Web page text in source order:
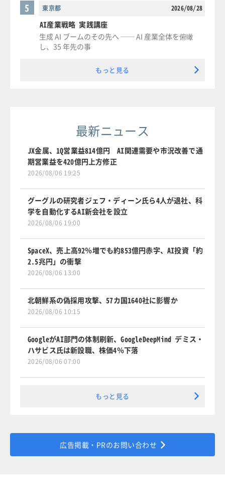
東京都 2026/08/28
5
AI産業戦略 実践講座
生成 AI ブームのその先へ ── AI 産業全体を俯瞰
し、35 年先の事
もっと見る
最新ニュース
JX金属、1Q営業益814億円 AI関連需要や市況改善で通
期営業益を420億円上方修正
2026/08/06 19:25
グーグルの研究者ジェフ・ディーン氏ら4人が退社、科
学を自動化するAI新会社を設立
2026/08/06 19:00
SpaceX、売上高92％増でも約853億円赤字、AI投資「約
2.5兆円」の衝撃
2026/08/06 13:00
北朝鮮系の偽採用攻撃、57カ国1640社に影響か
2026/08/06 10:15
GoogleがAI部門の体制刷新、GoogleDeepMind デミス・
ハサビス氏は新設職、株価4％下落
2026/08/06 07:00
もっと見る
広告掲載・PRのお問い合わせ